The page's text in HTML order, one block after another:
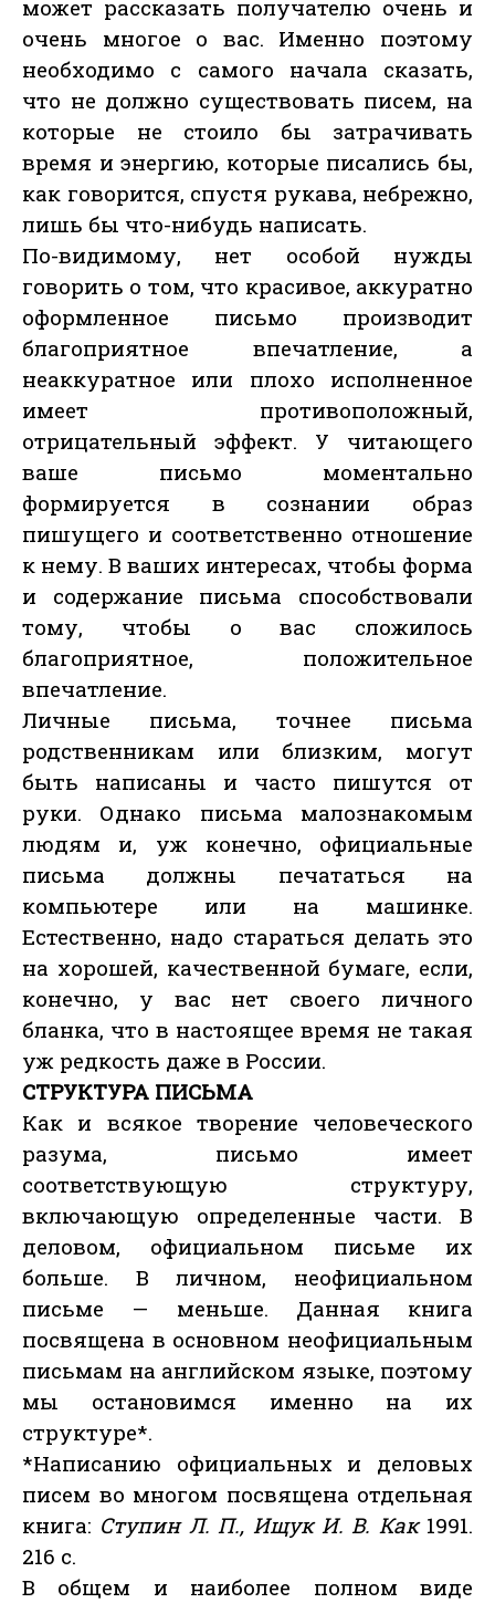
может рассказать получателю очень и
очень многое о вас. Именно поэтому
необходимо с самого начала сказать,
что не должно существовать писем, на
которые не стоило бы затрачивать
время и энергию, которые писались бы,
как говорится, спустя рукава, небрежно,
лишь бы что-нибудь написать.
По-видимому, нет особой нужды
говорить о том, что красивое, аккуратно
оформленное письмо производит
благоприятное впечатление, а
неаккуратное или плохо исполненное
имеет противоположный,
отрицательный эффект. У читающего
ваше письмо моментально
формируется в сознании образ
пишущего и соответственно отношение
к нему. В ваших интересах, чтобы форма
и содержание письма способствовали
тому, чтобы о вас сложилось
благоприятное, положительное
впечатление.
Личные письма, точнее письма
родственникам или близким, могут
быть написаны и часто пишутся от
руки. Однако письма малознакомым
людям и, уж конечно, официальные
письма должны печататься на
компьютере или на машинке.
Естественно, надо стараться делать это
на хорошей, качественной бумаге, если,
конечно, у вас нет своего личного
бланка, что в настоящее время не такая
уж редкость даже в России.
СТРУКТУРА ПИСЬМА
Как и всякое творение человеческого
разума, письмо имеет
соответствующую структуру,
включающую определенные части. В
деловом, официальном письме их
больше. В личном, неофициальном
письме — меньше. Данная книга
посвящена в основном неофициальным
письмам на английском языке, поэтому
мы остановимся именно на их
структуре*.
*Написанию официальных и деловых
писем во многом посвящена отдельная
книга: Ступин Л. П., Ищук И. В. Как 1991.
216 с.
В общем и наиболее полном виде